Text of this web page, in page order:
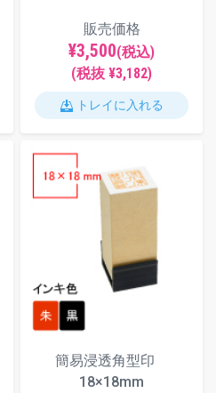
販売価格
¥3,500(税込)
(税抜 ¥3,182)
トレイに入れる
簡易浸透角型印
18×18mm